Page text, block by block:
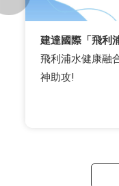
建達國際「飛利
飛利浦水健康融
神助攻!